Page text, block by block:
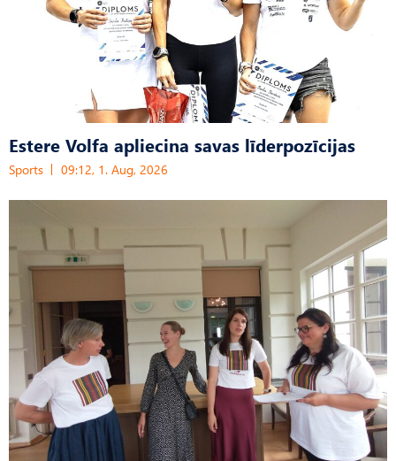
Estere Volfa apliecina savas līderpozīcijas
Sports 09:12, 1. Aug, 2026